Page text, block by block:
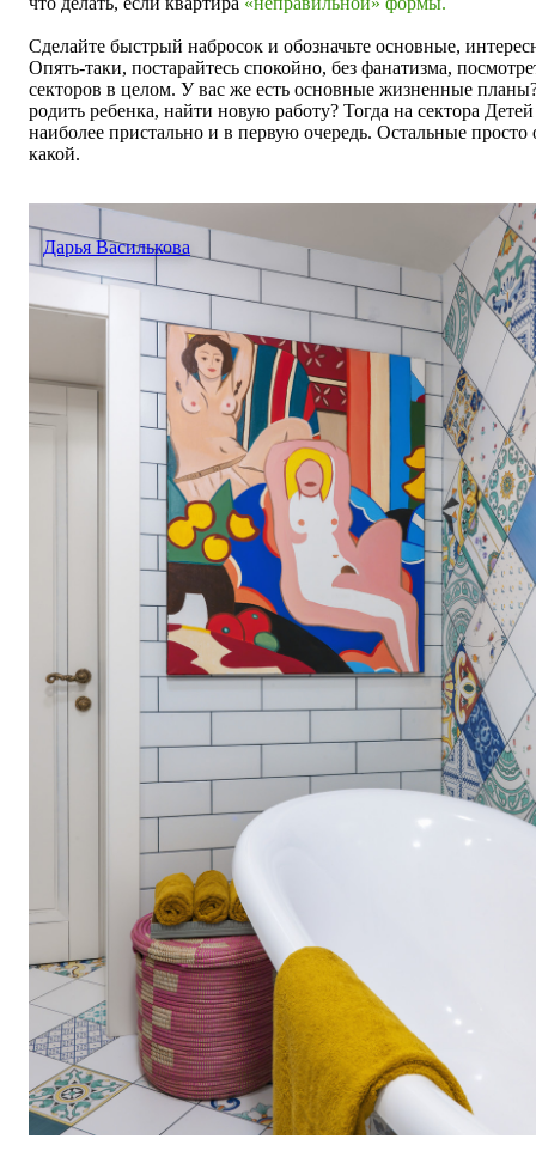
Сделайте быстрый набросок и обозначьте основные,
Опять-таки, постарайтесь спокойно, без фанатизма,
секторов в целом. У вас же есть основные жизненные
родить ребенка, найти новую работу? Тогда на сектора
наиболее пристально и в первую очередь. Остальные просто
какой.
Дарья Василькова